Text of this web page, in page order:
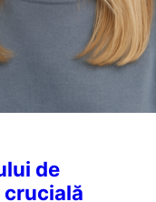
de